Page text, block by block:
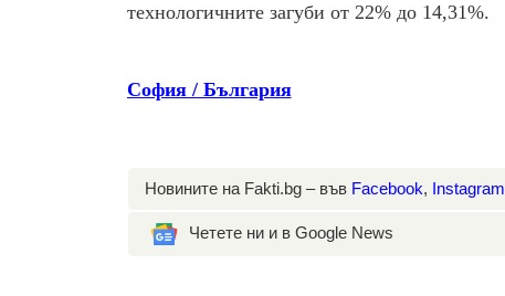
технологичните загуби от 22% до 14,31%.
София / България
Новините на Fakti.bg – във Facebook, Instagram
Четете ни и в Google News